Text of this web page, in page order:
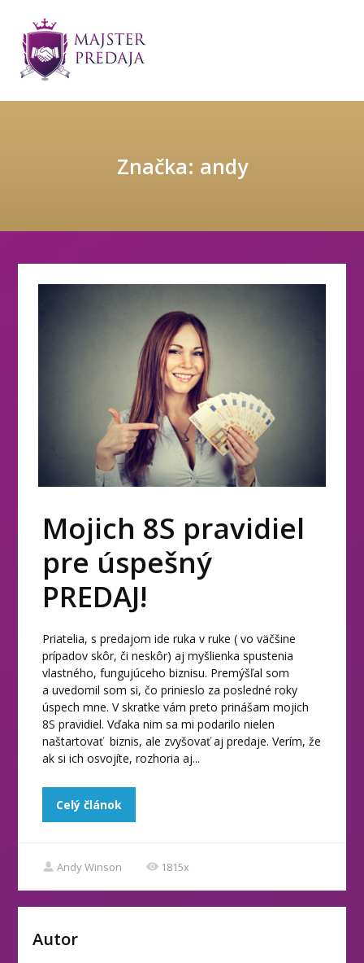
Značka: andy
Mojich 8S pravidiel
pre úspešný
PREDAJ!
Priatelia, s predajom ide ruka v ruke ( vo väčšine
prípadov skôr, či neskôr) aj myšlienka spustenia
vlastného, fungujúceho biznisu. Premýšľal som
a uvedomil som si, čo prinieslo za posledné roky
úspech mne. V skratke vám preto prinášam mojich
8S pravidiel. Vďaka nim sa mi podarilo nielen
naštartovať biznis, ale zvyšovať aj predaje. Verím, že
ak si ich osvojíte, rozhoria aj...
Celý článok
Andy Winson 1815x
Autor